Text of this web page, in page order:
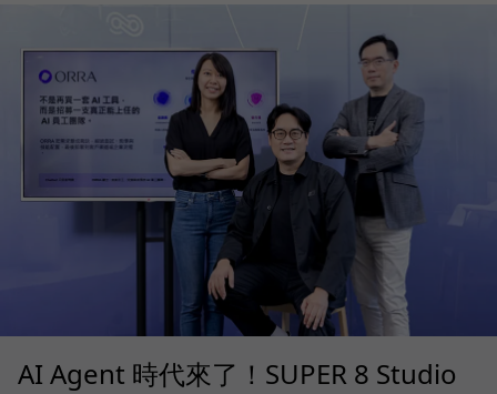
AI Agent 時代來了！SUPER 8 Studio